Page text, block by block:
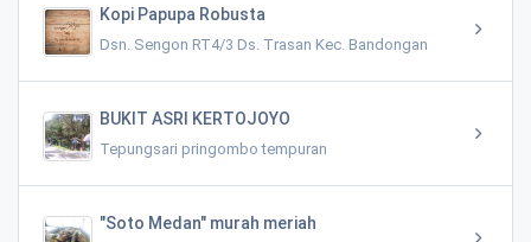
Kopi Papupa Robusta
Dsn. Sengon RT4/3 Ds. Trasan Kec. Bandongan
BUKIT ASRI KERTOJOYO
Tepungsari pringombo tempuran
"Soto Medan" murah meriah